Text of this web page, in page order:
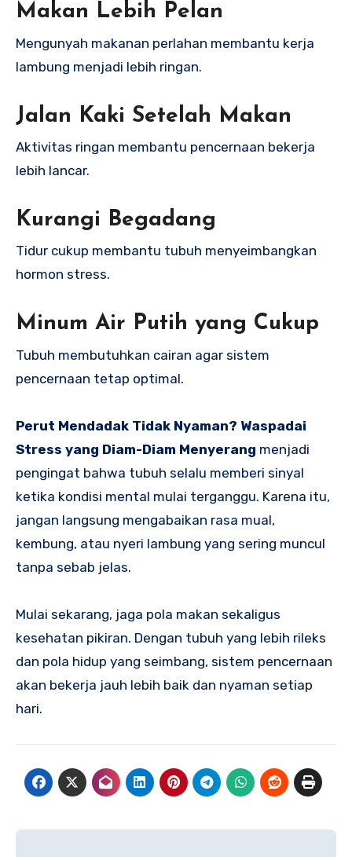
Makan Lebih Pelan
Mengunyah makanan perlahan membantu kerja
lambung menjadi lebih ringan.
Jalan Kaki Setelah Makan
Aktivitas ringan membantu pencernaan bekerja
lebih lancar.
Kurangi Begadang
Tidur cukup membantu tubuh menyeimbangkan
hormon stress.
Minum Air Putih yang Cukup
Tubuh membutuhkan cairan agar sistem
pencernaan tetap optimal.
Perut Mendadak Tidak Nyaman? Waspadai
Stress yang Diam-Diam Menyerang menjadi
pengingat bahwa tubuh selalu memberi sinyal
ketika kondisi mental mulai terganggu. Karena itu,
jangan langsung mengabaikan rasa mual,
kembung, atau nyeri lambung yang sering muncul
tanpa sebab jelas.
Mulai sekarang, jaga pola makan sekaligus
kesehatan pikiran. Dengan tubuh yang lebih rileks
dan pola hidup yang seimbang, sistem pencernaan
akan bekerja jauh lebih baik dan nyaman setiap
hari.